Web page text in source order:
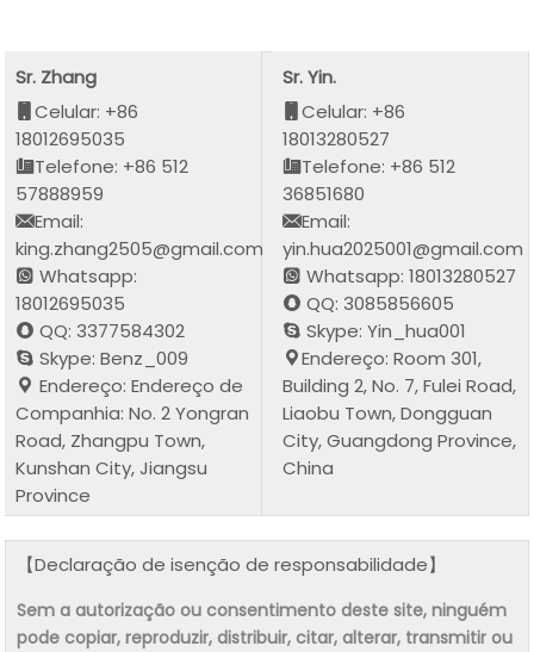
Sr. Zhang
Celular: +86
18012695035
Telefone: +86 512
57888959
Email:
king.zhang2505@gmail.com
Whatsapp:
18012695035
QQ: 3377584302
Skype: Benz_009
Endereço: Endereço de
Companhia: No. 2 Yongran
Road, Zhangpu Town,
Kunshan City, Jiangsu
Province
Sr. Yin.
Celular: +86
18013280527
Telefone: +86 512
36851680
Email:
yin.hua2025001@gmail.com
Whatsapp: 18013280527
QQ: 3085856605
Skype: Yin_hua001
Endereço: Room 301,
Building 2, No. 7, Fulei Road,
Liaobu Town, Dongguan
City, Guangdong Province,
China
【Declaração de isenção de responsabilidade】
Sem a autorização ou consentimento deste site, ninguém
pode copiar, reproduzir, distribuir, citar, alterar, transmitir ou